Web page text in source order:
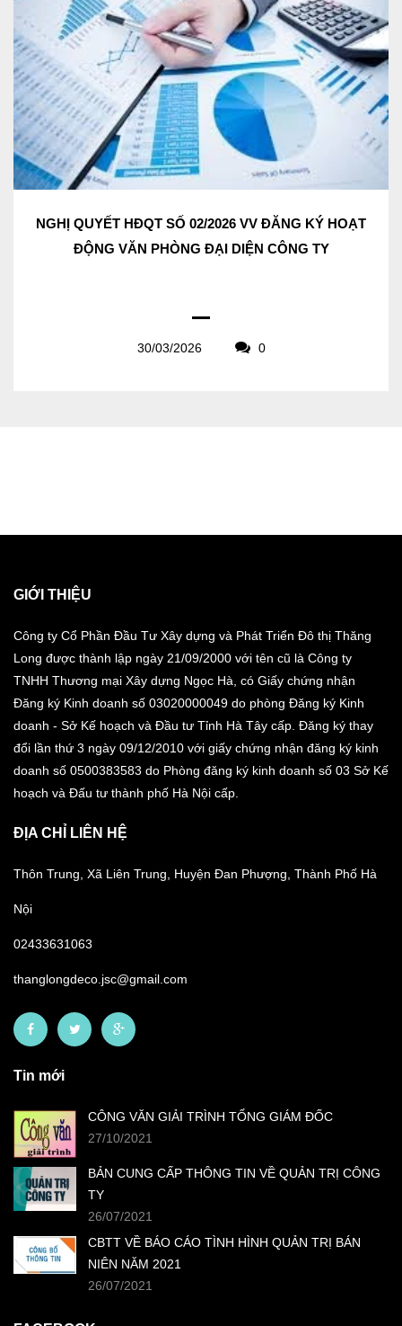
NGHỊ QUYẾT HĐQT SỐ 02/2026 VV ĐĂNG KÝ HOẠT
ĐỘNG VĂN PHÒNG ĐẠI DIỆN CÔNG TY
30/03/2026 0
GIỚI THIỆU
Công ty Cổ Phần Đầu Tư Xây dựng và Phát Triển Đô thị Thăng
Long được thành lập ngày 21/09/2000 với tên cũ là Công ty
TNHH Thương mại Xây dựng Ngọc Hà, có Giấy chứng nhận
Đăng ký Kinh doanh số 03020000049 do phòng Đăng ký Kinh
doanh - Sở Kế hoạch và Đầu tư Tỉnh Hà Tây cấp. Đăng ký thay
đổi lần thứ 3 ngày 09/12/2010 với giấy chứng nhận đăng ký kinh
doanh số 0500383583 do Phòng đăng ký kinh doanh số 03 Sở Kế
hoạch và Đấu tư thành phố Hà Nội cấp.
ĐỊA CHỈ LIÊN HỆ
Thôn Trung, Xã Liên Trung, Huyện Đan Phượng, Thành Phố Hà
Nội
02433631063
thanglongdeco.jsc@gmail.com
Tin mới
CÔNG VĂN GIẢI TRÌNH TỔNG GIÁM ĐỐC
27/10/2021
BẢN CUNG CẤP THÔNG TIN VỀ QUẢN TRỊ CÔNG
TY
26/07/2021
CBTT VỀ BÁO CÁO TÌNH HÌNH QUẢN TRỊ BÁN
NIÊN NĂM 2021
26/07/2021